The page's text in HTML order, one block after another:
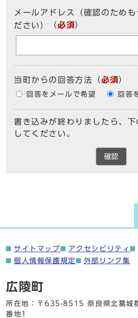
メールアドレス（確認のためも
ださい）
（必須）
当町からの回答方法 （必須）
回答をメールで希望 回答
書き込みが終わりましたら、
してください。
確認
サイトマップ アクセシビリティ
個人情報保護規定
外部リンク集
広陵町
所在地：〒635-8515 奈良県北葛城
番地1